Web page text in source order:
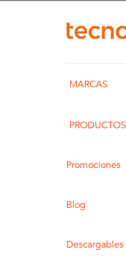
MARCAS
PRODUCTOS
Promociones
Blog
Descargables